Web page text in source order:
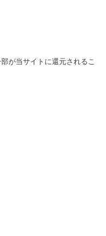
が当サイトに還元されるこ